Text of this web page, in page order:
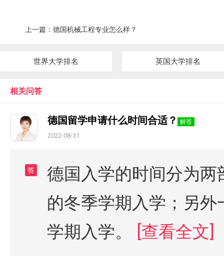
上一篇： 德国机械工程专业怎么样？
世界大学排名 英国大学排名
相关问答
德国留学申请什么时间合适？ 解答
2022-08-31
答
德国入学的时间分为
的冬季学期入学；另
学期入学。
[查看全文]